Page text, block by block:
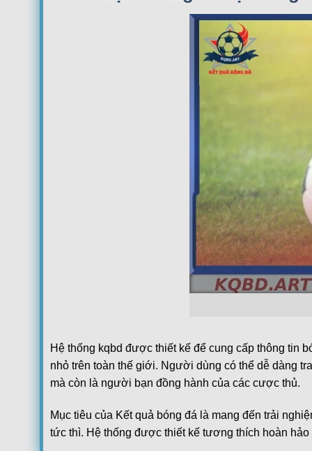
Estudiantes La Plata
Club Atletico Tigre
Gimnasia y Esgrima de Mendoza
Defensa Y Justicia
Club Atlético Newell's Old Boys
Gimnasia La Plata
CA Barracas Central
Argentinos Juniors
10:15
Helmond Sport
De Graafschap
MVV Maastricht
Champions League Nữ
Hệ thống kqbd được thiết kế để cung cấp thông tin
nhỏ trên toàn thế giới. Người dùng có thể dễ dàng
mà còn là người bạn đồng hành của các cược thủ.
Mục tiêu của Kết quả bóng đá là mang đến trải
tức thì. Hệ thống được thiết kế tương thích hoàn